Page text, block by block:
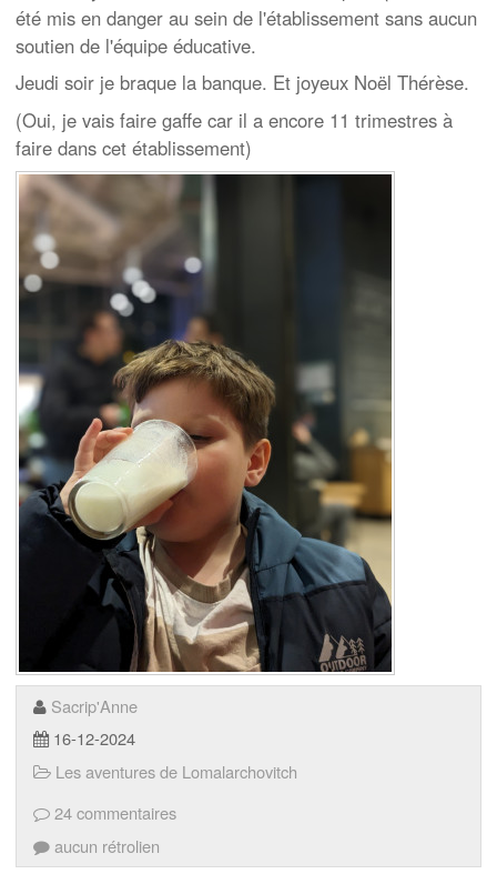
été mis en danger au sein de l'établissement sans aucun
soutien de l'équipe éducative.
Jeudi soir je braque la banque. Et joyeux Noël Thérèse.
(Oui, je vais faire gaffe car il a encore 11 trimestres à
faire dans cet établissement)
Sacrip'Anne
16-12-2024
Les aventures de Lomalarchovitch
24 commentaires
aucun rétrolien